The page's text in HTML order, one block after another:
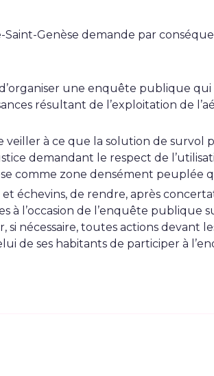
Saint-Genèse demande par
une enquête publique qui
résultant de l’exploitation de
veiller à ce que la solution de survol
demandant le respect de
comme zone densément peuplée
échevins, de rendre, après
à l’occasion de l’enquête publique
si nécessaire, toutes actions devant
de ses habitants de participer à